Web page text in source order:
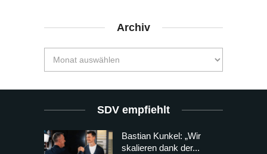
Archiv
SDV empfiehlt
Bastian Kunkel: „Wir
skalieren dank der...